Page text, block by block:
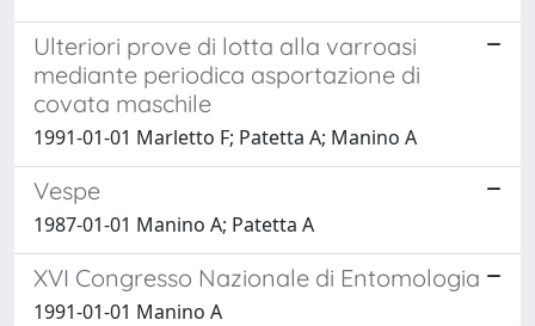
Ulteriori prove di lotta alla varroasi
mediante periodica asportazione di
covata maschile
1991-01-01 Marletto F; Patetta A; Manino A
Vespe
1987-01-01 Manino A; Patetta A
XVI Congresso Nazionale di Entomologia
1991-01-01 Manino A